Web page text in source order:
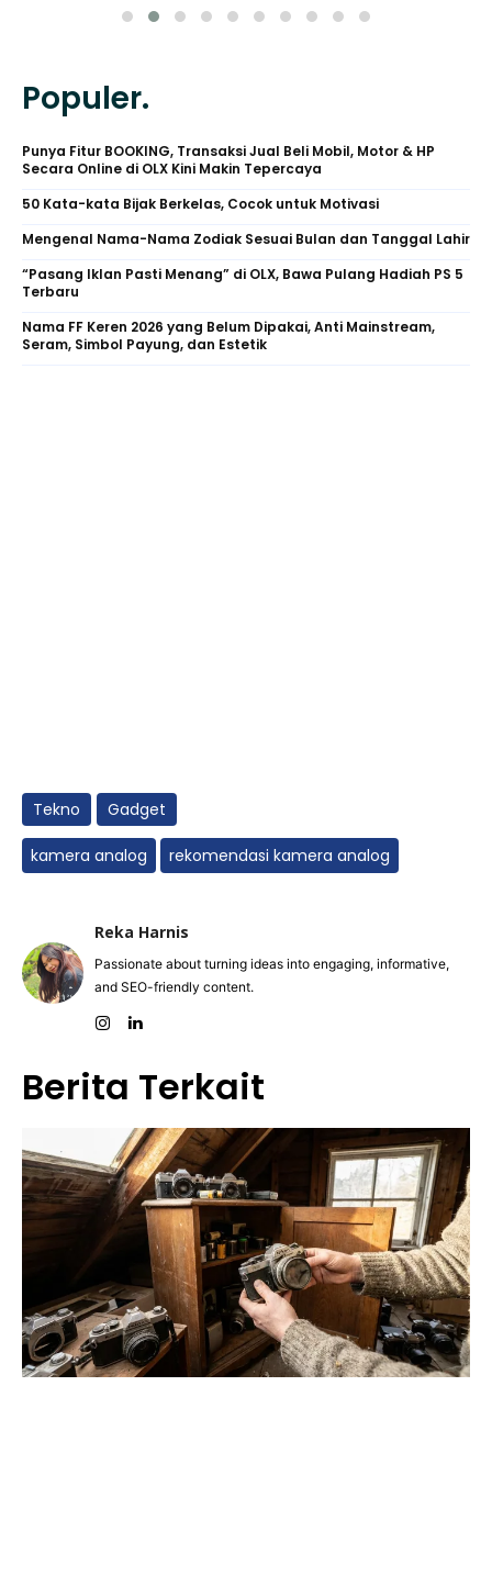
Populer.
Punya Fitur BOOKING, Transaksi Jual Beli Mobil, Motor & HP
Secara Online di OLX Kini Makin Tepercaya
50 Kata-kata Bijak Berkelas, Cocok untuk Motivasi
Mengenal Nama-Nama Zodiak Sesuai Bulan dan Tanggal Lahir
“Pasang Iklan Pasti Menang” di OLX, Bawa Pulang Hadiah PS 5
Terbaru
Nama FF Keren 2026 yang Belum Dipakai, Anti Mainstream,
Seram, Simbol Payung, dan Estetik
Tekno Gadget
kamera analog rekomendasi kamera analog
Reka Harnis
Passionate about turning ideas into engaging, informative,
and SEO-friendly content.
Berita Terkait